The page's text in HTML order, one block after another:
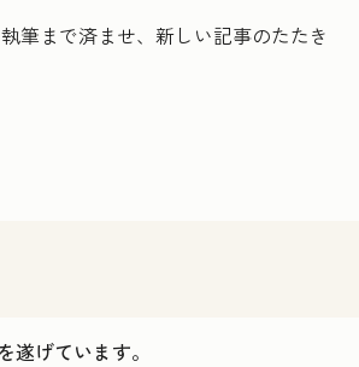
筆まで済ませ、新しい記事のたたき
げています。